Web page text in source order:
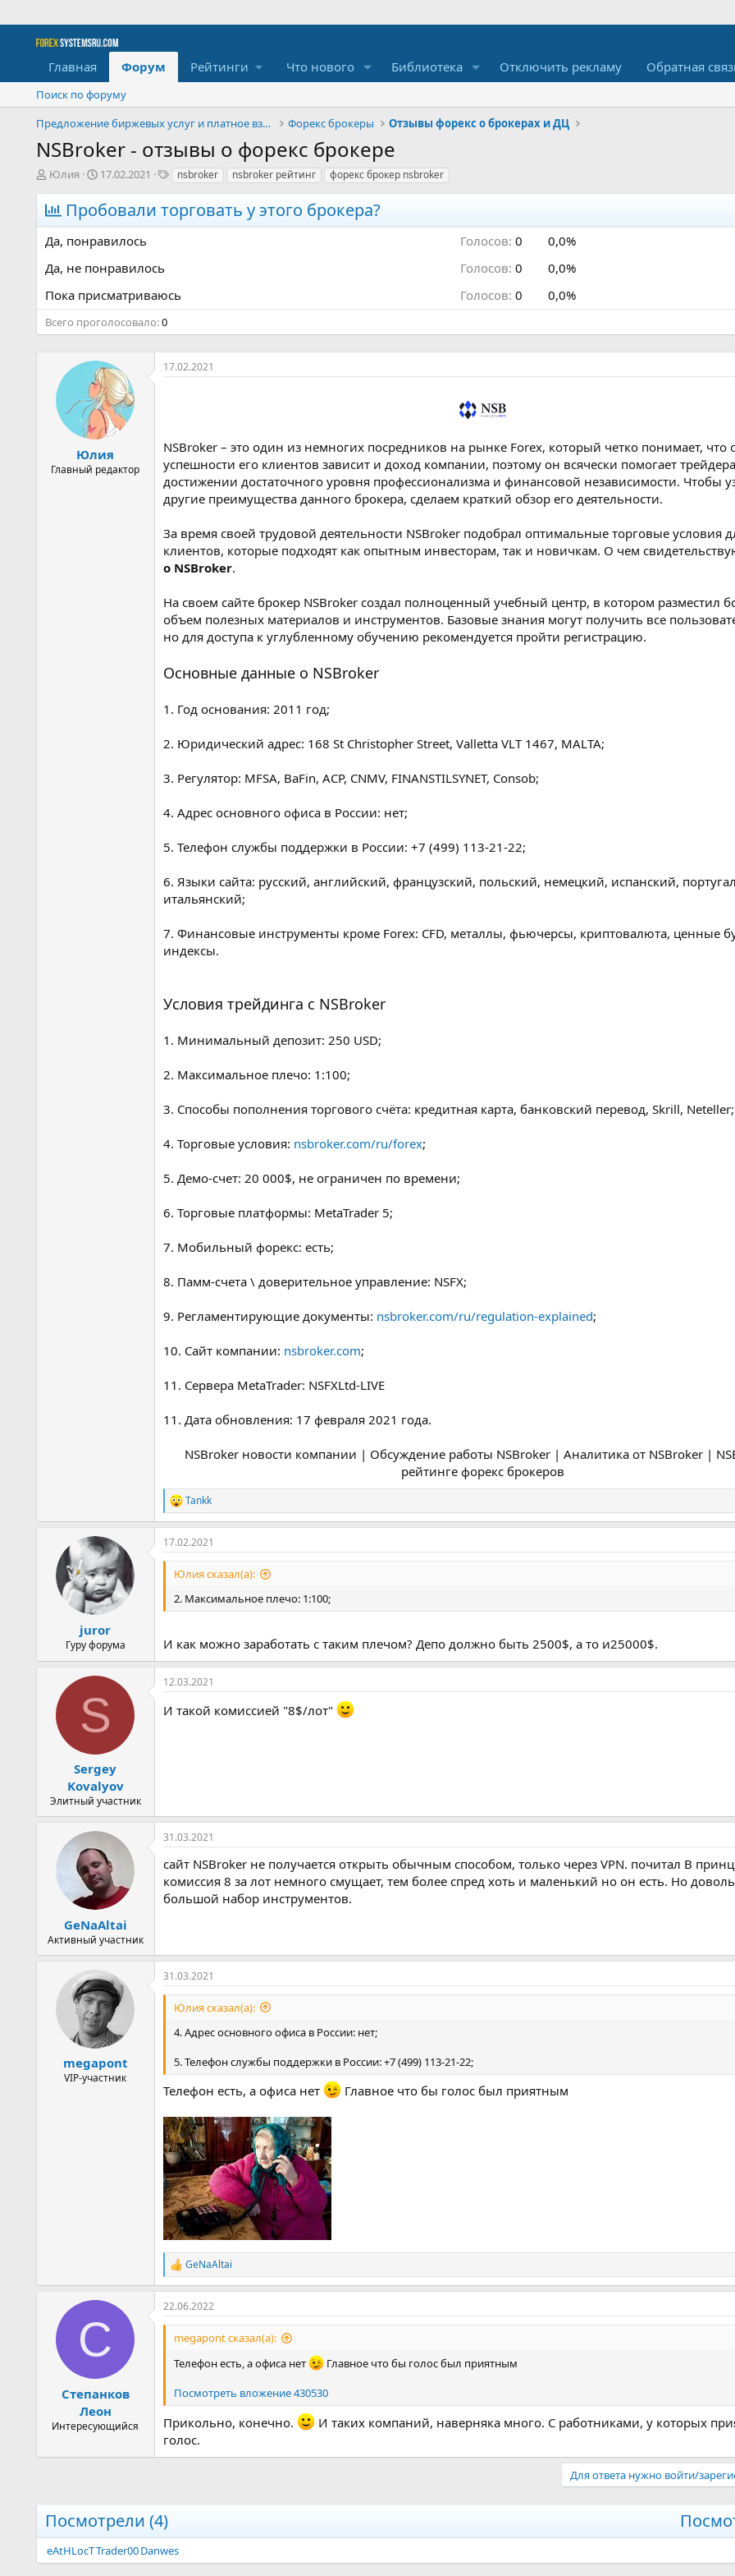
Главная Форум Рейтинги Что нового Библиотека Отключить рекламу Обратная
Поиск по форуму
Предложение биржевых услуг и платное взаимодействи
Форекс брокеры Отзывы форекс о брокерах и ДЦ
NSBroker - отзывы о форекс брокере
А
т
о
р
т
е
м
ы
Юлия
Д
т
а
н
а
а
л
а
17.02.2021
Т
и
nsbroker nsbroker рейтинг форекс брокер nsbroker
Пробовали торговать у этого брокера?
Да, понравилось Голосов: 0
0,0%
Да, не понравилось
Голосов: 0
0,0%
Пока присматриваюсь
Голосов: 0 0,0%
Всего проголосовало 0
Юлия
Главный редактор
17.02.2021
NSBroker – это один из немногих посредников на рынке Forex, который четко понимает, что
успешности его клиентов зависит и доход компании, поэтому он всячески помогает
достижении достаточного уровня профессионализма и финансовой независимости. Чтобы
другие преимущества данного брокера, сделаем краткий обзор его деятельности.
За время своей трудовой деятельности NSBroker подобрал оптимальные торговые условия
клиентов, которые подходят как опытным инвесторам, так и новичкам. О чем
о NSBroker.
На своем сайте брокер NSBroker создал полноценный учебный центр, в котором разместил
объем полезных материалов и инструментов. Базовые знания могут получить все
но для доступа к углубленному обучению рекомендуется пройти регистрацию.
Основные данные о NSBroker
1. Год основания: 2011 год;
2. Юридический адрес: 168 St Christopher Street, Valletta VLT 1467, MALTA;
3. Регулятор: MFSA, BaFin, ACP, CNMV, FINANSTILSYNET, Consob;
4. Адрес основного офиса в России: нет;
5. Телефон службы поддержки в России: +7 (499) 113-21-22;
6. Языки сайта: русский, английский, французский, польский, немецкий, испанский,
итальянский;
7. Финансовые инструменты кроме Forex: CFD, металлы, фьючерсы, криптовалюта, ценные
индексы.
Условия трейдинга с NSBroker
1. Минимальный депозит: 250 USD;
2. Максимальное плечо: 1:100;
3. Способы пополнения торгового счёта: кредитная карта, банковский перевод, Skrill, Neteller;
4. Торговые условия: nsbroker.com/ru/forex;
5. Демо-счет: 20 000$, не ограничен по времени;
6. Торговые платформы: MetaTrader 5;
7. Мобильный форекс: есть;
8. Памм-счета \ доверительное управление: NSFX;
9. Регламентирующие документы: nsbroker.com/ru/regulation-explained;
10. Сайт компании: nsbroker.com;
11. Сервера MetaTrader: NSFXLtd-LIVE
11. Дата обновления: 17 февраля 2021 года.
NSBroker новости компании | Обсуждение работы NSBroker | Аналитика от NSBroker |
рейтинге форекс брокеров
Р
е
а
к
ц
и
Tankk
juror
Гуру форума
17.02.2021
Юлия сказал(а):
2. Максимальное плечо: 1:100;
И как можно заработать с таким плечом? Депо должно быть 2500$, а то и25000$.
S
Sergey
Kovalyov
Элитный участник
12.03.2021
И такой комиссией "8$/лот"
GeNaAltai
Активный участник
31.03.2021
сайт NSBroker не получается открыть обычным способом, только через VPN. почитал В
комиссия 8 за лот немного смущает, тем более спред хоть и маленький но он есть. Но
большой набор инструментов.
megapont
VIP-участник
31.03.2021
Юлия сказал(а):
4. Адрес основного офиса в России: нет;
5. Телефон службы поддержки в России: +7 (499) 113-21-22;
Телефон есть, а офиса нет Главное что бы голос был приятным
Р
е
а
к
ц
и
GeNaAltai
С
Степанков
Леон
Интересующийся
22.06.2022
megapont сказал(а):
Телефон есть, а офиса нет
Главное что бы голос был приятным
Посмотреть вложение 430530
Прикольно, конечно.
И таких компаний, наверняка много. С работниками, у которых
голос.
Для ответа нужно войти/
Посмотрели (4)
eAtHLocTTrader00Danwes